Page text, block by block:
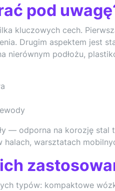
pod
kluczowych cech.
Drugim aspektem jest
nierównym podłożu,
— odporna na korozję stal
halach, warsztatach
typów: kompaktowe